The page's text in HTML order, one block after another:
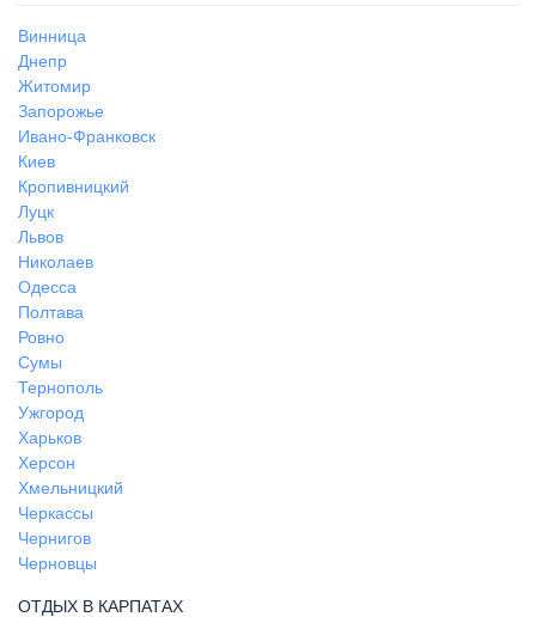
Винница
Днепр
Житомир
Запорожье
Ивано-Франковск
Киев
Кропивницкий
Луцк
Львов
Николаев
Одесса
Полтава
Ровно
Сумы
Тернополь
Ужгород
Харьков
Херсон
Хмельницкий
Черкассы
Чернигов
Черновцы
ОТДЫХ В КАРПАТАХ